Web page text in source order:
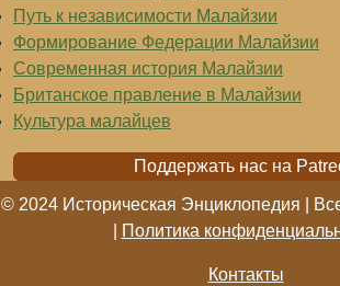
Путь к независимости Малайзии
Формирование Федерации Малайзии
Современная история Малайзии
Британское правление в Малайзии
Культура малайцев
Поддержать нас на
© 2024 Историческая Энциклопедия |
Политика
Контакты